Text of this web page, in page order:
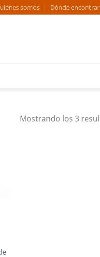
somos Dónde
Mostrando los 3
de